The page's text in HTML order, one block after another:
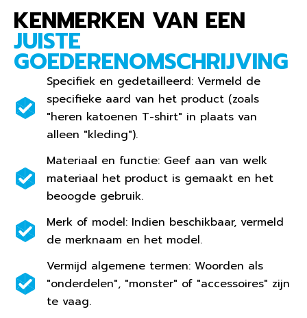
KENMERKEN VAN EEN
JUISTE
GOEDERENOMSCHRIJVING
Specifiek en gedetailleerd: Vermeld de
specifieke aard van het product (zoals
"heren katoenen T-shirt" in plaats van
alleen "kleding").
Materiaal en functie: Geef aan van welk
materiaal het product is gemaakt en het
beoogde gebruik.
Merk of model: Indien beschikbaar, vermeld
de merknaam en het model.
Vermijd algemene termen: Woorden als
"onderdelen", "monster" of "accessoires" zijn
te vaag.